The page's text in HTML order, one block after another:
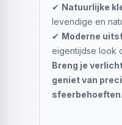
✔ Natuurlijke
levendige en
✔ Moderne
eigentijdse look
Breng je
geniet van
sfeerbehoeften.